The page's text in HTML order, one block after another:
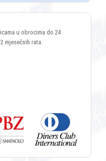
u obrocima do 24
mjesečnih rata.